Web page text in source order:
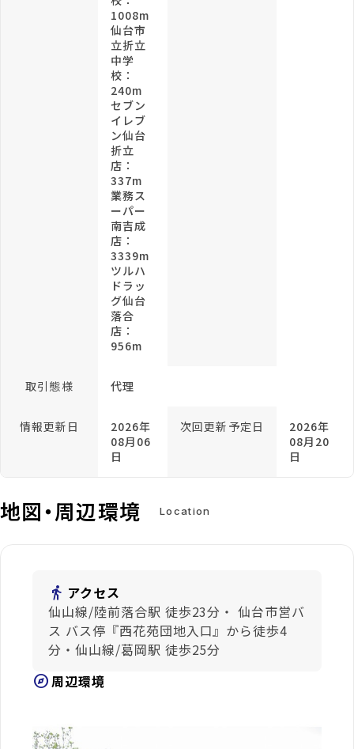
1008m
仙台市
立折立
中学
校：
240m
セブン
イレブ
ン仙台
折立
店：
337m
業務ス
ーパー
南吉成
店：
3339m
ツルハ
ドラッ
グ仙台
落合
店：
956m
取引態様 代理
情報更新日
2026年
08月06
日
次回更新予定日
2026年
08月20
日
地図・周辺環境 Location
directions_walk アクセス
仙山線/陸前落合駅 徒歩23分・ 仙台市営バ
ス バス停『西花苑団地入口』から徒歩4
分・仙山線/葛岡駅 徒歩25分
explore周辺環境